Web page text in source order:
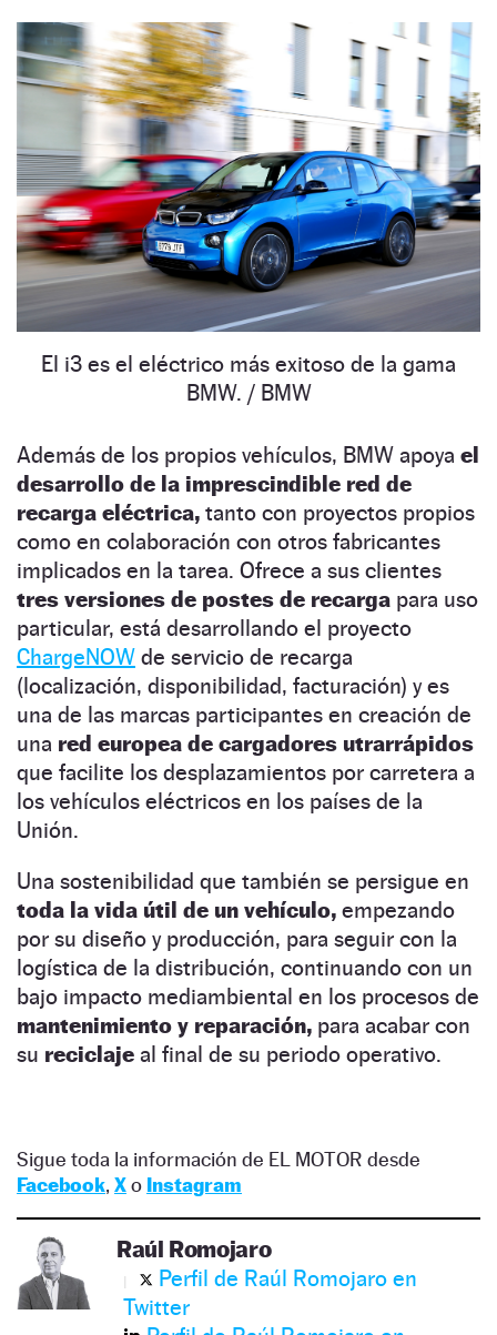
El i3 es el eléctrico más exitoso de la gama
BMW. / BMW
Además de los propios vehículos, BMW apoya el
desarrollo de la imprescindible red de
recarga eléctrica, tanto con proyectos propios
como en colaboración con otros fabricantes
implicados en la tarea. Ofrece a sus clientes
tres versiones de postes de recarga para uso
particular, está desarrollando el proyecto
ChargeNOW de servicio de recarga
(localización, disponibilidad, facturación) y es
una de las marcas participantes en creación de
una red europea de cargadores utrarrápidos
que facilite los desplazamientos por carretera a
los vehículos eléctricos en los países de la
Unión.
Una sostenibilidad que también se persigue en
toda la vida útil de un vehículo, empezando
por su diseño y producción, para seguir con la
logística de la distribución, continuando con un
bajo impacto mediambiental en los procesos de
mantenimiento y reparación, para acabar con
su reciclaje al final de su periodo operativo.
Sigue toda la información de EL MOTOR desde
Facebook, Xo Instagram
Raúl Romojaro
Perfil de Raúl Romojaro en
Twitter